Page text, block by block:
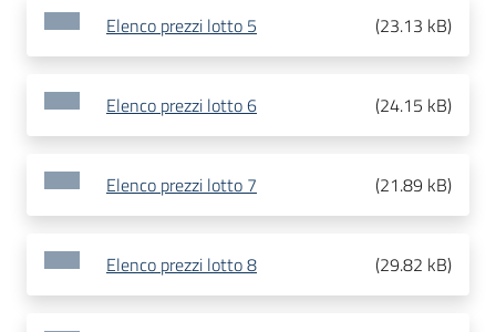
Elenco prezzi lotto 5 (23.13 kB)
Elenco prezzi lotto 6 (24.15 kB)
Elenco prezzi lotto 7 (21.89 kB)
Elenco prezzi lotto 8 (29.82 kB)